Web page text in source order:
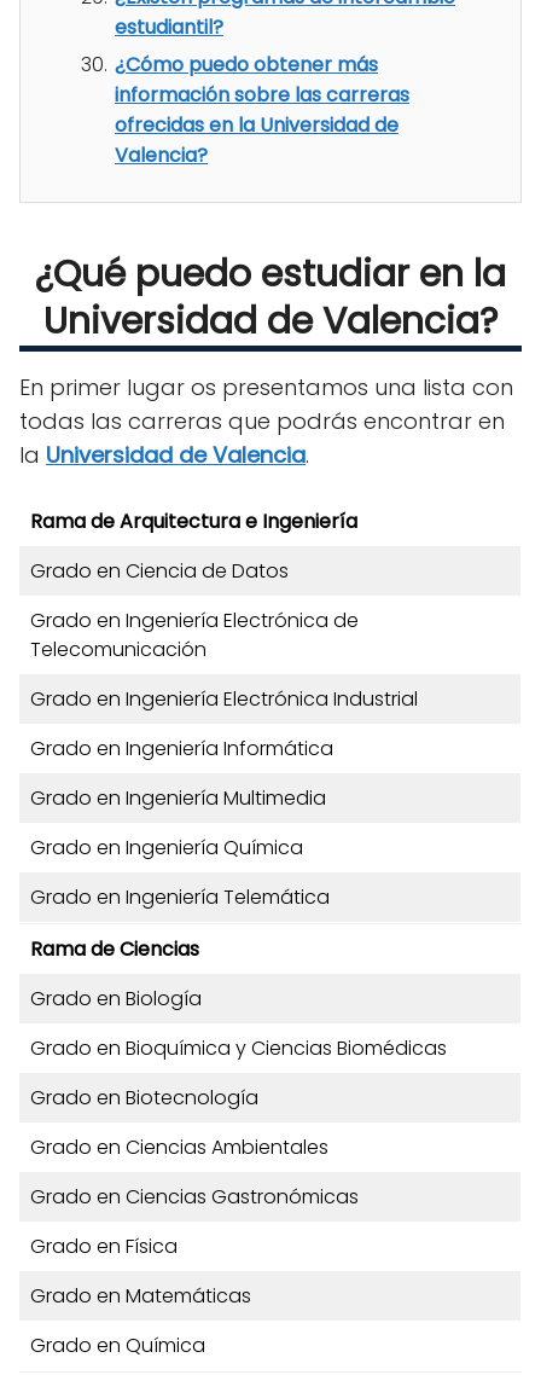
estudiantil?
¿Cómo puedo obtener más
información sobre las carreras
ofrecidas en la Universidad de
Valencia?
¿Qué puedo estudiar en la
Universidad de Valencia?
En primer lugar os presentamos una lista con
todas las carreras que podrás encontrar en
la Universidad de Valencia.
Rama de Arquitectura e Ingeniería
Grado en Ciencia de Datos
Grado en Ingeniería Electrónica de
Telecomunicación
Grado en Ingeniería Electrónica Industrial
Grado en Ingeniería Informática
Grado en Ingeniería Multimedia
Grado en Ingeniería Química
Grado en Ingeniería Telemática
Rama de Ciencias
Grado en Biología
Grado en Bioquímica y Ciencias Biomédicas
Grado en Biotecnología
Grado en Ciencias Ambientales
Grado en Ciencias Gastronómicas
Grado en Física
Grado en Matemáticas
Grado en Química